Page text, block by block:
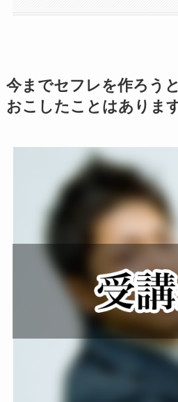
今までセフレを作ろう
おこしたことはありま